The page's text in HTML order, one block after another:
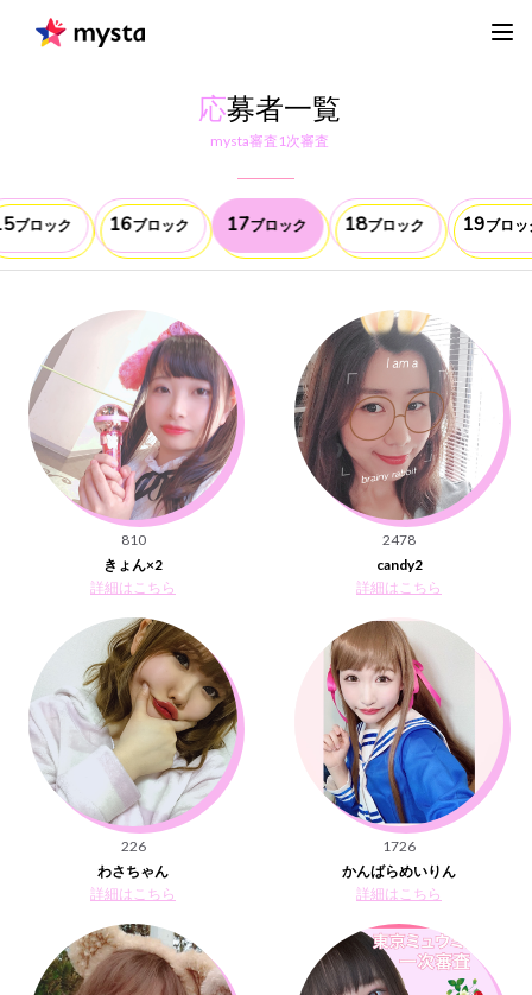
応募者一覧
mysta審査1次審査
ブロック 16ブロック 17ブロック 18ブロック 19ブロッ
810
きょん×2
詳細はこちら
2478
candy2
詳細はこちら
226
わさちゃん
詳細はこちら
1726
かんばらめいりん
詳細はこちら